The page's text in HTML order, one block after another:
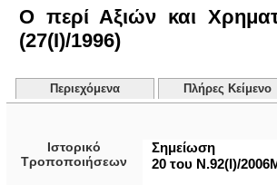
Ο περί Αξιών και
(27(I)/1996)
Περιεχόμενα Πλήρες Κείμενο
Ιστορικό
Τροποποιήσεων
Σημείωση
20 του Ν.92(Ι)/